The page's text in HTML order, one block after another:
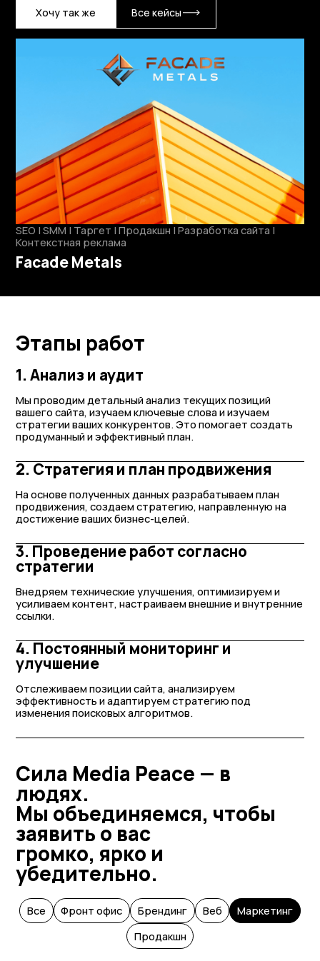
Хочу так же Все кейсы
Facade Metals
SEO | SMM | Таргет | Продакшн | Разработка сайта |
Контекстная реклама
Этапы работ
1. Анализ и аудит
Мы проводим детальный анализ текущих позиций
вашего сайта, изучаем ключевые слова и изучаем
стратегии ваших конкурентов. Это помогает создать
продуманный и эффективный план.
2. Стратегия и план продвижения
На основе полученных данных разрабатываем план
продвижения, создаем стратегию, направленную на
достижение ваших бизнес-целей.
3. Проведение работ согласно
стратегии
Внедряем технические улучшения, оптимизируем и
усиливаем контент, настраиваем внешние и внутренние
ссылки.
4. Постоянный мониторинг и
улучшение
Отслеживаем позиции сайта, анализируем
эффективность и адаптируем стратегию под
изменения поисковых алгоритмов.
Сила Media Peace — в
людях.
Мы объединяемся, чтобы
заявить о вас
громко, ярко и
убедительно.
Все Фронт офис Брендинг Веб
Маркетинг
Продакшн